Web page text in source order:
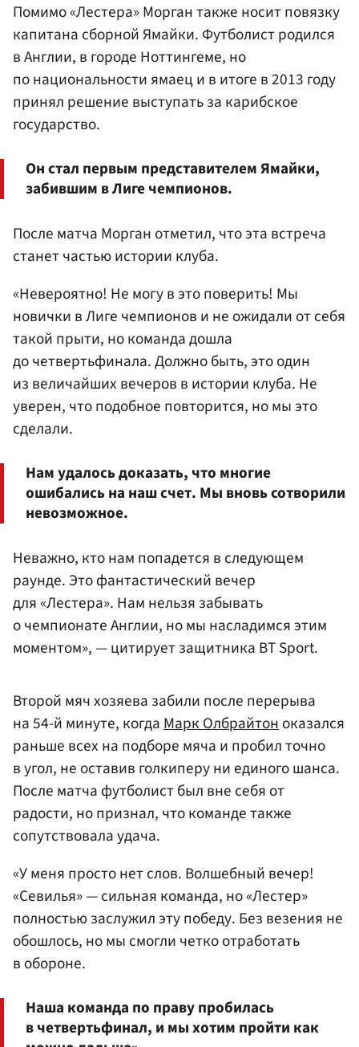
Помимо «Лестера» Морган также носит повязку
капитана сборной Ямайки. Футболист родился
в Англии, в городе Ноттингеме, но
по национальности ямаец и в итоге в 2013 году
принял решение выступать за карибское
государство.
Он стал первым представителем Ямайки,
забившим в Лиге чемпионов.
После матча Морган отметил, что эта встреча
станет частью истории клуба.
«Невероятно! Не могу в это поверить! Мы
новички в Лиге чемпионов и не ожидали от себя
такой прыти, но команда дошла
до четвертьфинала. Должно быть, это один
из величайших вечеров в истории клуба. Не
уверен, что подобное повторится, но мы это
сделали.
Нам удалось доказать, что многие
ошибались на наш счет. Мы вновь сотворили
невозможное.
Неважно, кто нам попадется в следующем
раунде. Это фантастический вечер
для «Лестера». Нам нельзя забывать
о чемпионате Англии, но мы насладимся этим
моментом», — цитирует защитника BT Sport.
Второй мяч хозяева забили после перерыва
на 54-й минуте, когдаМарк Олбрайтоноказался
раньше всех на подборе мяча и пробил точно
в угол, не оставив голкиперу ни единого шанса.
После матча футболист был вне себя от
радости, но признал, что команде также
сопутствовала удача.
«У меня просто нет слов. Волшебный вечер!
«Севилья» — сильная команда, но «Лестер»
полностью заслужил эту победу. Без везения не
обошлось, но мы смогли четко отработать
в обороне.
Наша команда по праву пробилась
в четвертьфинал, и мы хотим пройти как